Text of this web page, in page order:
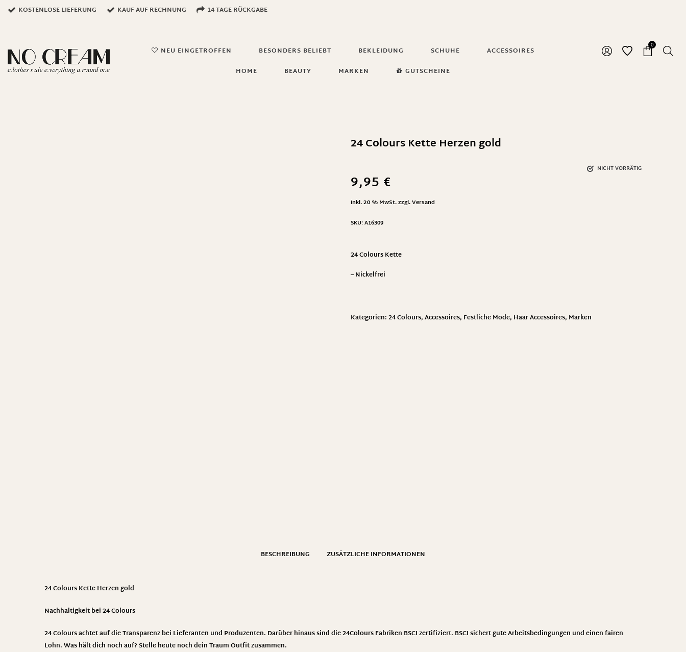
KOSTENLOSE LIEFERUNG KAUF AUF RECHNUNG 14 TAGE RÜCKGABE
NEU EINGETROFFEN BESONDERS BELIEBT BEKLEIDUNG SCHUHE
ACCESSOIRES
HOME
BEAUTY MARKEN GUTSCHEINE
0
24 Colours Kette Herzen gold
NICHT VORRÄTIG
9,95 €
inkl. 20 % MwSt.zzgl.Versand
SKU:A16309
24 Colours Kette
– Nickelfrei
Kategorien:24 Colours,Accessoires, Festliche Mode, Haar Accessoires, Marken
BESCHREIBUNG ZUSÄTZLICHE INFORMATIONEN
24 ColoursKette Herzen gold
Nachhaltigkeit bei 24 Colours
24 Colours achtet auf die Transparenz bei Lieferanten und Produzenten. Darüber hinaus sind die 24Colours Fabriken BSCI zertifiziert. BSCI sichert gute Arbeitsbedingungen und einen fairen
Lohn. Was hält dich noch auf? Stelle heute noch dein Traum Outfit zusammen.